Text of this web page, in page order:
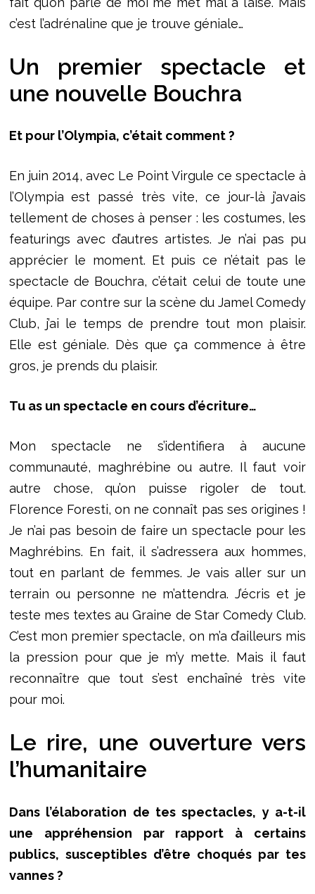
c’est l’adrénaline que je trouve géniale…
Un premier spectacle et
une nouvelle Bouchra
Et pour l’Olympia, c’était comment ?
En juin 2014, avec Le Point Virgule ce spectacle à
l’Olympia est passé très vite, ce jour-là j’avais
tellement de choses à penser : les costumes, les
featurings avec d’autres artistes. Je n’ai pas pu
apprécier le moment. Et puis ce n’était pas le
spectacle de Bouchra, c’était celui de toute une
équipe. Par contre sur la scène du Jamel Comedy
Club, j’ai le temps de prendre tout mon plaisir.
Elle est géniale. Dès que ça commence à être
gros, je prends du plaisir.
Tu as un spectacle en cours d’écriture…
Mon spectacle ne s’identifiera à aucune
communauté, maghrébine ou autre. Il faut voir
autre chose, qu’on puisse rigoler de tout.
Florence Foresti, on ne connaît pas ses origines !
Je n’ai pas besoin de faire un spectacle pour les
Maghrébins. En fait, il s’adressera aux hommes,
tout en parlant de femmes. Je vais aller sur un
terrain ou personne ne m’attendra. J’écris et je
teste mes textes au Graine de Star Comedy Club.
C’est mon premier spectacle, on m’a d’ailleurs mis
la pression pour que je m’y mette. Mais il faut
reconnaître que tout s’est enchaîné très vite
pour moi.
Le rire, une ouverture vers
l’humanitaire
Dans l’élaboration de tes spectacles, y a-t-il
une appréhension par rapport à certains
publics, susceptibles d’être choqués par tes
vannes ?